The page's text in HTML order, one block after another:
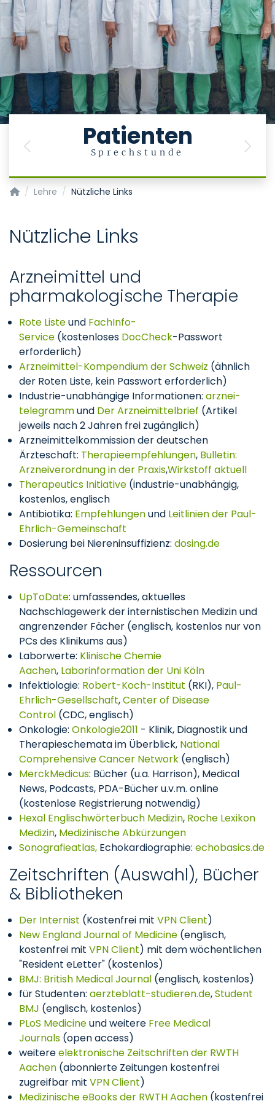
Patienten
Sprechstunde
Previous Next
Klinik für Gastroenterologie, Stoffwechselerkrankungen
Lehre Nützliche Links
Nützliche Links
Arzneimittel und
pharmakologische Therapie
Rote Listeund FachInfo-
Service (kostenloses DocCheck-Passwort
erforderlich)
Arzneimittel-Kompendium der Schweiz (ähnlich
der Roten Liste, kein Passwort erforderlich)
Industrie-unabhängige Informationen: arznei-
telegrammund Der Arzneimittelbrief (Artikel
jeweils nach 2 Jahren frei zugänglich)
Arzneimittelkommission der deutschen
Ärzteschaft: Therapieempfehlungen, Bulletin:
Arzneiverordnung in der Praxis,Wirkstoff aktuell
Therapeutics Initiative (industrie-unabhängig,
kostenlos, englisch
Antibiotika: Empfehlungenund Leitlinien der Paul-
Ehrlich-Gemeinschaft
Dosierung bei Niereninsuffizienz: dosing.de
Ressourcen
UpToDate: umfassendes, aktuelles
Nachschlagewerk der internistischen Medizin und
angrenzender Fächer (englisch, kostenlos nur von
PCs des Klinikums aus)
Laborwerte: Klinische Chemie
Aachen, Laborinformation der Uni Köln
Infektiologie: Robert-Koch-Institut (RKI), Paul-
Ehrlich-Gesellschaft,Center of Disease
Control (CDC, englisch)
Onkologie: Onkologie2011 - Klinik, Diagnostik und
Therapieschemata im Überblick, National
Comprehensive Cancer Network (englisch)
MerckMedicus: Bücher (u.a. Harrison), Medical
News, Podcasts, PDA-Bücher u.v.m. online
(kostenlose Registrierung notwendig)
Hexal Englischwörterbuch Medizin, Roche Lexikon
Medizin, Medizinische Abkürzungen
Sonografieatlas, Echokardiographie: echobasics.de
Zeitschriften (Auswahl), Bücher
& Bibliotheken
Der Internist (Kostenfrei mit VPN Client)
New England Journal of Medicine (englisch,
kostenfrei mit VPN Client) mit dem wöchentlichen
"Resident eLetter" (kostenlos)
BMJ: British Medical Journal (englisch, kostenlos)
für Studenten: aerzteblatt-studieren.de,Student
BMJ (englisch, kostenlos)
PLoS Medicineund weitere Free Medical
Journals (open access)
weitereelektronische Zeitschriften der RWTH
Aachen (abonnierte Zeitungen kostenfrei
zugreifbar mit VPN Client)
Medizinische eBooks der RWTH Aachen (kostenfrei